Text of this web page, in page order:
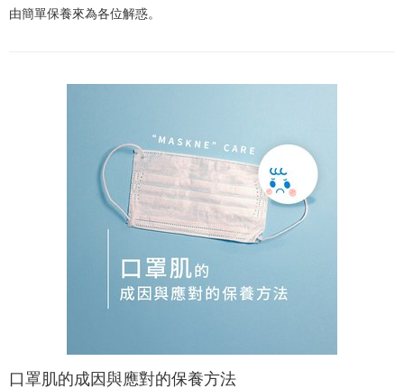
由簡單保養來為各位解惑。
口罩肌的成因與應對的保養方法